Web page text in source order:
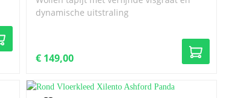
dynamische uitstraling
€ 149,00